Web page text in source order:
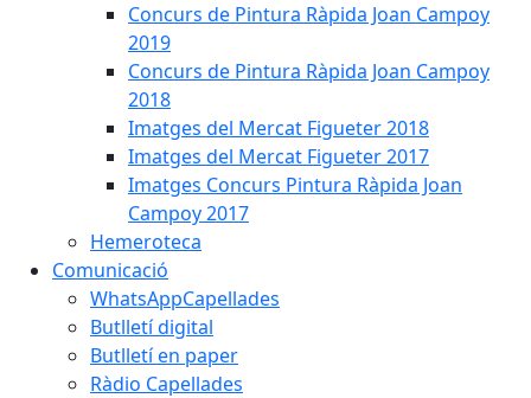
Concurs de Pintura Ràpida Joan Campoy
2019
Concurs de Pintura Ràpida Joan Campoy
2018
Imatges del Mercat Figueter 2018
Imatges del Mercat Figueter 2017
Imatges Concurs Pintura Ràpida Joan
Campoy 2017
Hemeroteca
Comunicació
WhatsAppCapellades
Butlletí digital
Butlletí en paper
Ràdio Capellades